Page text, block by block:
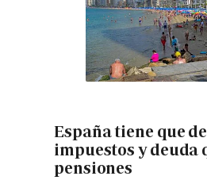
España tiene que
impuestos y deuda
pensiones